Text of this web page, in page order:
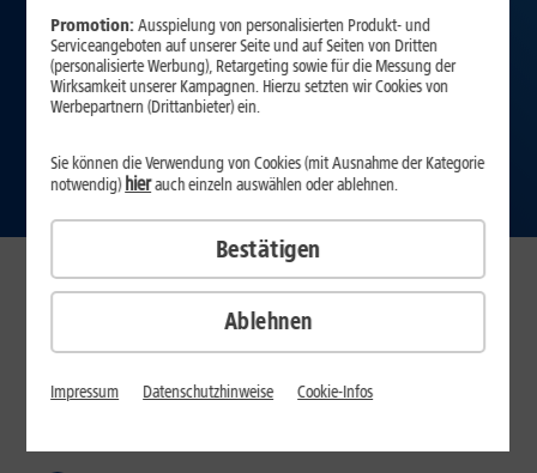
Verfügbarkeit prüfen
Promotion:Ausspielung von personalisierten Produkt- und
Serviceangeboten auf unserer Seite und auf Seiten von Dritten
(personalisierte Werbung), Retargeting sowie für die Messung der
Wirksamkeit unserer Kampagnen. Hierzu setzten wir Cookies von
Werbepartnern (Drittanbieter) ein.
Ablehnen
Sie können die Verwendung von Cookies (mit Ausnahme der Kategorie
notwendig)hierauch einzeln auswählen oder ablehnen.
Bestätigen
Impressum Datenschutzhinweise Cookie-Infos